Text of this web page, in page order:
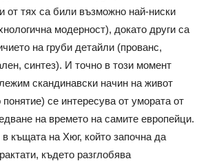
от тях са били възможно най-ниски
модерност), докато други са
на груби детайли (прованс,
синтез). И точно в този момент
скандинавски начин на живот
понятие) се интересува от умората от
на времето на самите европейци.
къщата на Хюг, който започна да
където разглобява